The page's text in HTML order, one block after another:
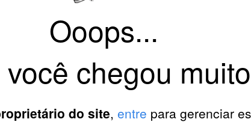
Ooops...
chegou
do site, entre para gerenciar